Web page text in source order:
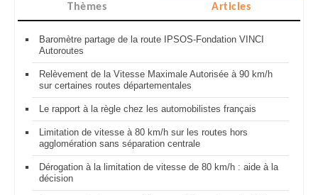
Thèmes Articles
Baromètre partage de la route IPSOS-Fondation VINCI
Autoroutes
Relèvement de la Vitesse Maximale Autorisée à 90 km/h
sur certaines routes départementales
Le rapport à la règle chez les automobilistes français
Limitation de vitesse à 80 km/h sur les routes hors
agglomération sans séparation centrale
Dérogation à la limitation de vitesse de 80 km/h : aide à la
décision